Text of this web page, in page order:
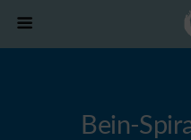
Bein-